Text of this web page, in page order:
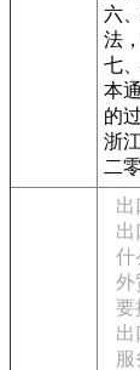
六
法
七
本
的
浙
二
出
出
什
外
要
出
服